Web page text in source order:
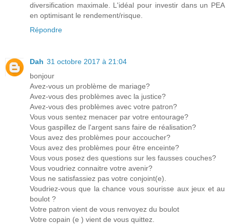
diversification maximale. L'idéal pour investir dans un PEA
en optimisant le rendement/risque.
Répondre
Dah 31 octobre 2017 à 21:04
bonjour
Avez-vous un problème de mariage?
Avez-vous des problèmes avec la justice?
Avez-vous des problèmes avec votre patron?
Vous vous sentez menacer par votre entourage?
Vous gaspillez de l'argent sans faire de réalisation?
Vous avez des problèmes pour accoucher?
Vous avez des problèmes pour être enceinte?
Vous vous posez des questions sur les fausses couches?
Vous voudriez connaitre votre avenir?
Vous ne satisfassiez pas votre conjoint(e).
Voudriez-vous que la chance vous sourisse aux jeux et au
boulot ?
Votre patron vient de vous renvoyez du boulot
Votre copain (e ) vient de vous quittez.